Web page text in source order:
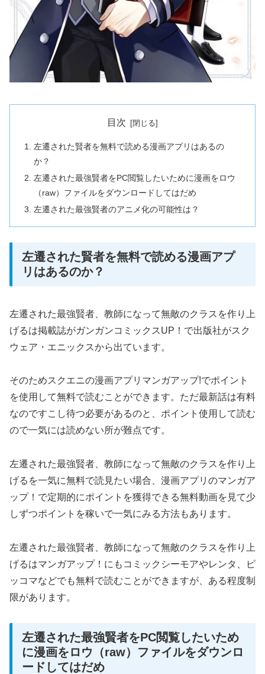
目次
左遷された賢者を無料で読める漫画アプリはあるの
か？
左遷された最強賢者をPC閲覧したいために漫画をロウ
（raw）ファイルをダウンロードしてはだめ
左遷された最強賢者のアニメ化の可能性は？
左遷された賢者を無料で読める漫画アプ
リはあるのか？
左遷された最強賢者、教師になって無敵のクラスを作り上
げるは掲載誌がガンガンコミックスUP！で出版社がスク
ウェア・エニックスから出ています。
そのためスクエニの漫画アプリマンガアップ!でポイント
を使用して無料で読むことができます。ただ最新話は有料
なのですこし待つ必要があるのと、ポイント使用して読む
ので一気には読めない所が難点です。
左遷された最強賢者、教師になって無敵のクラスを作り上
げるを一気に無料で読見たい場合、漫画アプリのマンガア
ップ！で定期的にポイントを獲得できる無料動画を見て少
しずつポイントを稼いで一気にみる方法もあります。
左遷された最強賢者、教師になって無敵のクラスを作り上
げるはマンガアップ！にもコミックシーモアやレンタ、ピ
ッコマなどでも無料で読むことができますが、ある程度制
限があります。
左遷された最強賢者をPC閲覧したいため
に漫画をロウ（raw）ファイルをダウンロ
ードしてはだめ